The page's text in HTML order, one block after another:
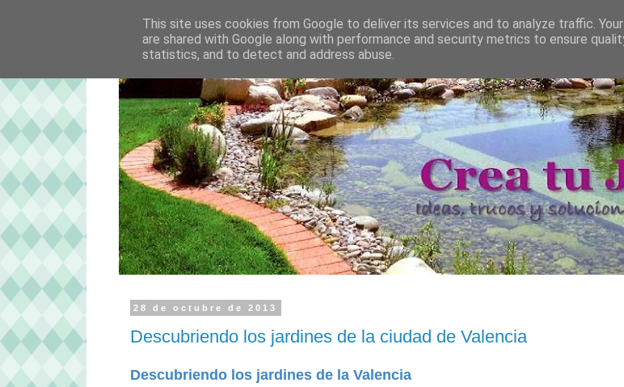
28 de octubre de 2013
Descubriendo los jardines de la ciudad de Valencia
Descubriendo los jardines de la Valencia
This site uses cookies from Google to deliver its services and to analyze traffic.
are shared with Google along with performance and security metrics to ensure
statistics, and to detect and address abuse.